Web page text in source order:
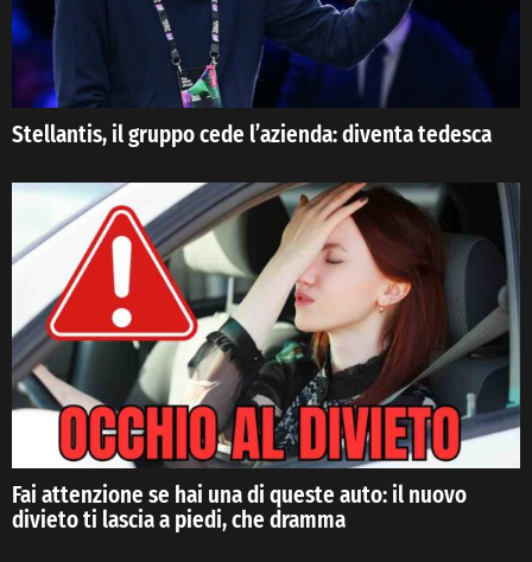
Stellantis, il gruppo cede l’azienda: diventa tedesca
Fai attenzione se hai una di queste auto: il nuovo
divieto ti lascia a piedi, che dramma